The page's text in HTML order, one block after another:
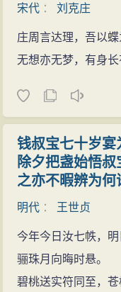
宋代 ：刘克庄
庄周言达理，吾以蝶
无想亦无梦，有身长
钱叔宝七十岁
除夕把盏始悟
之亦不暇辨为何
明代 ： 王世贞
今年今日汝七帙，
骊珠月向晦时悬。
碧桃送实符同至，